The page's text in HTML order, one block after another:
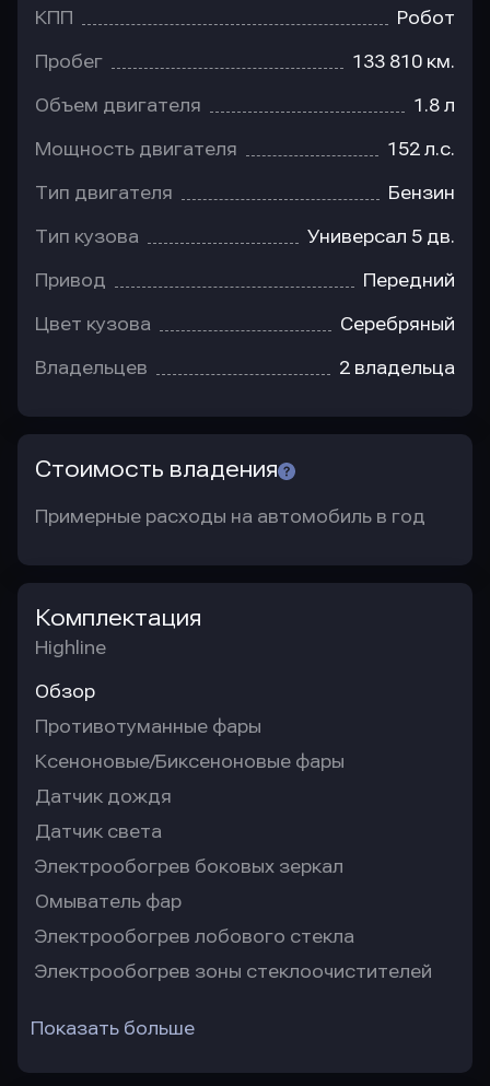
КПП Робот
Пробег 133 810 км.
Объем двигателя 1.8 л
Мощность двигателя 152 л.с.
Тип двигателя Бензин
Тип кузова Универсал 5 дв.
Привод Передний
Цвет кузова Серебряный
Владельцев 2 владельца
Стоимость владения
Примерные расходы на автомобиль в год
Комплектация
Highline
Обзор
Противотуманные фары
Ксеноновые/Биксеноновые фары
Датчик дождя
Датчик света
Электрообогрев боковых зеркал
Омыватель фар
Электрообогрев лобового стекла
Электрообогрев зоны стеклоочистителей
Показать больше